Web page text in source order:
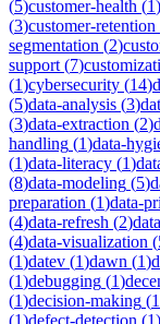
(5)customer-health (1)
(3)customer-retention
segmentation (2)
support (7)
(1)cybersecurity (14)
(5)data-analysis (3)
(3)data-extraction (2)
handling (1)data-
(1)data-literacy (1)
(8)data-modeling (5)
preparation (1)data-
(4)data-refresh (2)
(4)data-visualization (
(1)datev (1)dawn (1)
(1)debugging (1)
(1)decision-making (1
(1)defect-detection (1)